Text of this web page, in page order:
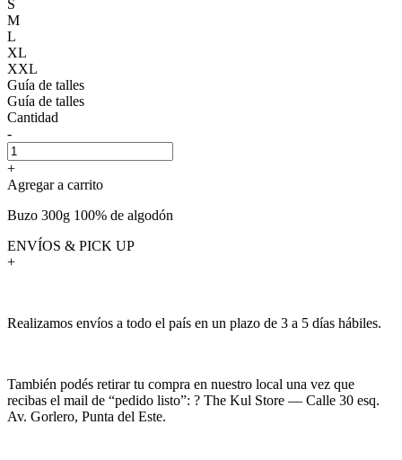
S
M
L
XL
XXL
Guía de talles
Guía de talles
Cantidad
-
+
Agregar a carrito
Buzo 300g 100% de algodón
ENVÍOS & PICK UP
+
Realizamos envíos a todo el país en un plazo de 3 a 5 días hábiles.
También podés retirar tu compra en nuestro local una vez que
recibas el mail de “pedido listo”: ? The Kul Store — Calle 30 esq.
Av. Gorlero, Punta del Este.